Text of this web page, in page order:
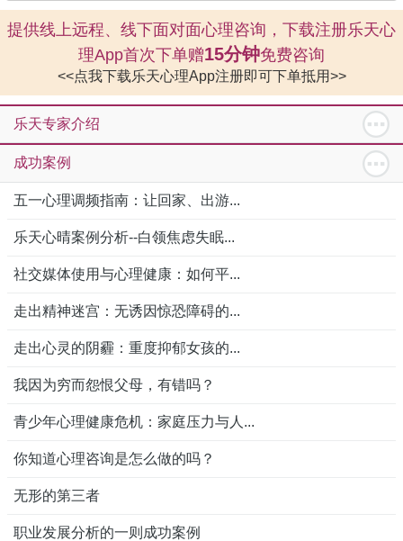
提供线上远程、线下面对面心理咨询，下载注册乐天心
理App首次下单赠15分钟免费咨询
<<点我下载乐天心理App注册即可下单抵用>>
乐天专家介绍
成功案例
五一心理调频指南：让回家、出游...
乐天心晴案例分析--白领焦虑失眠...
社交媒体使用与心理健康：如何平...
走出精神迷宫：无诱因惊恐障碍的...
走出心灵的阴霾：重度抑郁女孩的...
我因为穷而怨恨父母，有错吗？
青少年心理健康危机：家庭压力与人...
你知道心理咨询是怎么做的吗？
无形的第三者
职业发展分析的一则成功案例